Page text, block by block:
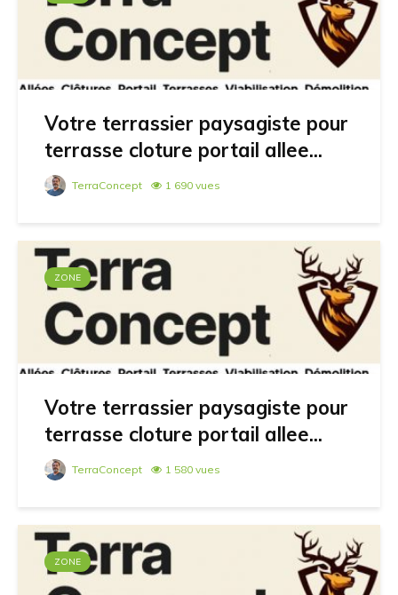
Votre terrassier paysagiste pour
terrasse cloture portail allee...
TerraConcept 1 690 vues
ZONE
Votre terrassier paysagiste pour
terrasse cloture portail allee...
TerraConcept 1 580 vues
ZONE